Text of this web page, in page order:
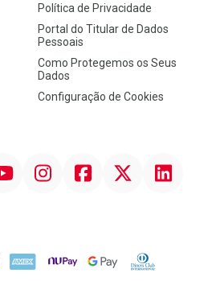
Política de Privacidade
Portal do Titular de Dados
Pessoais
Como Protegemos os Seus
Dados
Configuração de Cookies
InstagramFacebookTwitter Linkedin
AMEX NuPay Google PayDiners Club